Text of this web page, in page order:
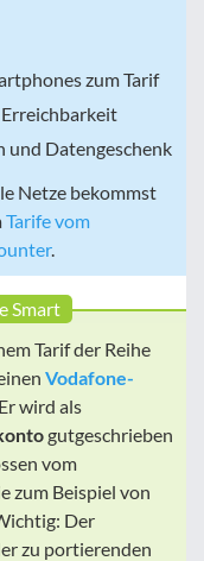
zum Tarif
Erreichbarkeit
Datengeschenk
Netze bekommst
Tarife vom
.
Smart
Tarif der Reihe
Vodafone-
wird als
gutgeschrieben
vom
zum Beispiel von
Der
zu portierenden